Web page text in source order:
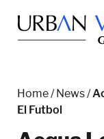
Home/News/
El Futbol